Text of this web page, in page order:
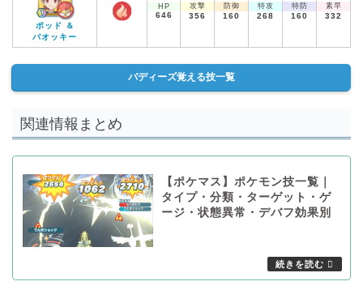
ポッド ＆
バオッキー
HP
646
攻撃
356
防御
160
特攻
268
特防
160
素早
332
バディーズ覚える技一覧
関連情報まとめ
【ポケマス】ポケモン技一覧｜
タイプ・分類・ターゲット・ゲ
ージ・状態異常・デバフ効果別